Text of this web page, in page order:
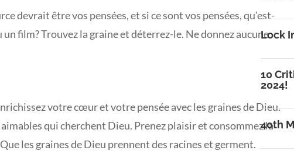
devrait être vos pensées, et si ce sont vos pensées, qu’est-
film? Trouvez la graine et déterrez-le. Ne donnez aucune
votre cœur et votre pensée avec les graines de Dieu.
qui cherchent Dieu. Prenez plaisir et consommez la
les graines de Dieu prennent des racines et germent.
Lock
10
2024!
40th